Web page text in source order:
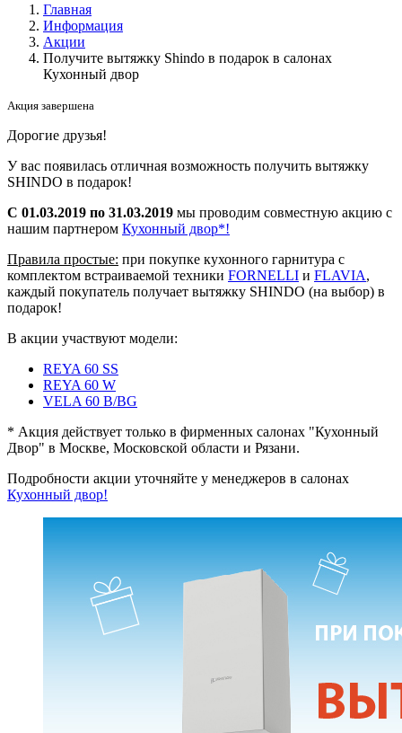
Главная
Информация
Акции
Получите вытяжку Shindo в подарок в салонах
Кухонный двор
Акция завершена
Дорогие друзья!
У вас появилась отличная возможность получить вытяжку
SHINDO в подарок!
С 01.03.2019 по 31.03.2019 мы проводим совместную акцию с
нашим партнером Кухонный двор*!
Правила простые: при покупке кухонного гарнитура с
комплектом встраиваемой техники FORNELLI и FLAVIA,
каждый покупатель получает вытяжку SHINDO (на выбор) в
подарок!
В акции участвуют модели:
REYA 60 SS
REYA 60 W
VELA 60 B/BG
* Акция действует только в фирменных салонах "Кухонный
Двор" в Москве, Московской области и Рязани.
Подробности акции уточняйте у менеджеров в салонах
Кухонный двор!